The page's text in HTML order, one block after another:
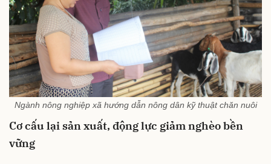
Ngành nông nghiệp xã hướng dẫn nông dân kỹ thuật chăn nuôi
Cơ cấu lại sản xuất, động lực giảm nghèo bền
vững